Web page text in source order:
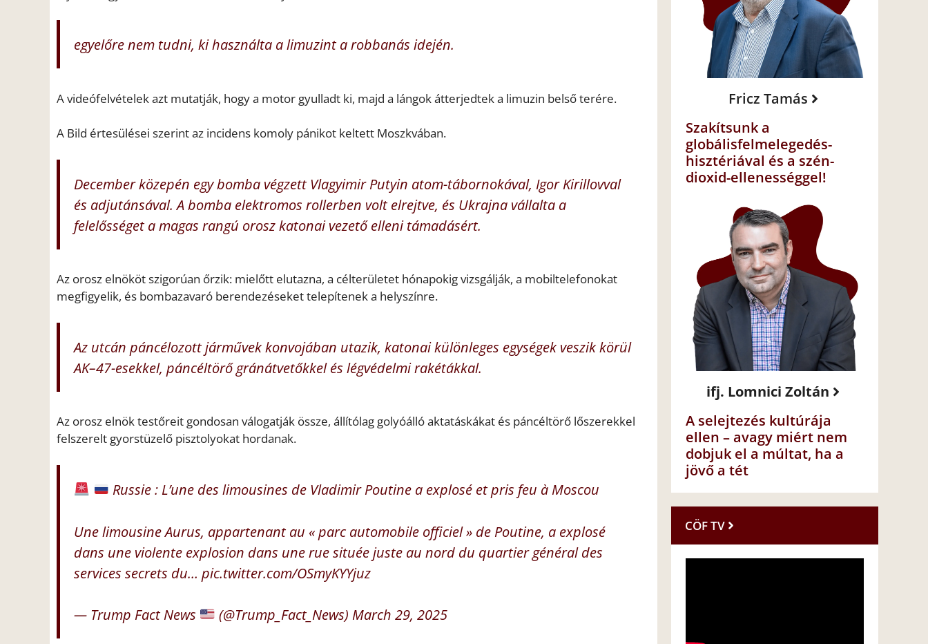
egyelőre nem tudni, ki használta a limuzint a robbanás idején.
A videófelvételek azt mutatják, hogy a motor gyulladt ki, majd a lángok átterjedtek a limuzin belső terére.
A Bild értesülései szerint az incidens komoly pánikot keltett Moszkvában.
December közepén egy bomba végzett Vlagyimir Putyin atom-tábornokával, Igor Kirillovval
és adjutánsával. A bomba elektromos rollerben volt elrejtve, és Ukrajna vállalta a
felelősséget a magas rangú orosz katonai vezető elleni támadásért.
Az orosz elnököt szigorúan őrzik: mielőtt elutazna, a célterületet hónapokig vizsgálják, a mobiltelefonokat
megfigyelik, és bombazavaró berendezéseket telepítenek a helyszínre.
Az utcán páncélozott járművek konvojában utazik, katonai különleges egységek veszik körül
AK–47-esekkel, páncéltörő gránátvetőkkel és légvédelmi rakétákkal.
Az orosz elnök testőreit gondosan válogatják össze, állítólag golyóálló aktatáskákat és páncéltörő lőszerekkel
felszerelt gyorstüzelő pisztolyokat hordanak.
Russie : L’une des limousines de Vladimir Poutine a explosé et pris feu à Moscou
Une limousine Aurus, appartenant au « parc automobile officiel » de Poutine, a explosé
dans une violente explosion dans une rue située juste au nord du quartier général des
services secrets du… pic.twitter.com/OSmyKYYjuz
— Trump Fact News (@Trump_Fact_News) March 29, 2025
Fricz Tamás
Szakítsunk a
globálisfelmelegedés-
hisztériával és a szén-
dioxid-ellenességgel!
ifj. Lomnici Zoltán
A selejtezés kultúrája
ellen – avagy miért nem
dobjuk el a múltat, ha a
jövő a tét
CÖF TV